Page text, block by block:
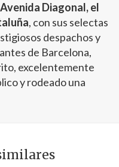
Diagonal, el
, con sus selectas
despachos y
de Barcelona,
excelentemente
y rodeado una